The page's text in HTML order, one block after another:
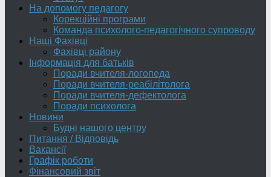
На допомогу педагогу
Корекційні програми
Команда психолого-педагогічного супроводу
Наші Фахівці
Фахівці району
Інформація для батьків
Поради вчителя-логопеда
Поради вчителя-реабілітолога
Поради вчителя-дефектолога
Поради психолога
Новини
Будні нашого центру
Питання / Відповідь
Вакансії
Графік роботи
Фінансовий звіт